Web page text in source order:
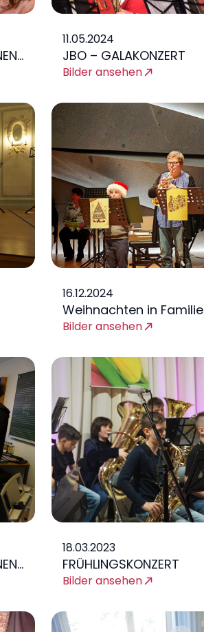
11.05.2024
JBO – GALAKONZERT
Bilder ansehen
16.12.2024
Weihnachten in Familie
Bilder ansehen
18.03.2023
FRÜHLINGSKONZERT
Bilder ansehen